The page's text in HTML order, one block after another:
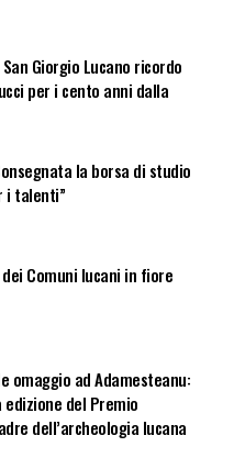
Giorgio Lucano ricordo
per i cento anni dalla
la borsa di studio
i talenti”
Comuni lucani in fiore
omaggio ad Adamesteanu:
edizione del Premio
dell’archeologia lucana